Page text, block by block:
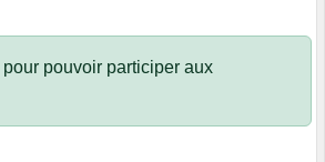
pour pouvoir participer aux